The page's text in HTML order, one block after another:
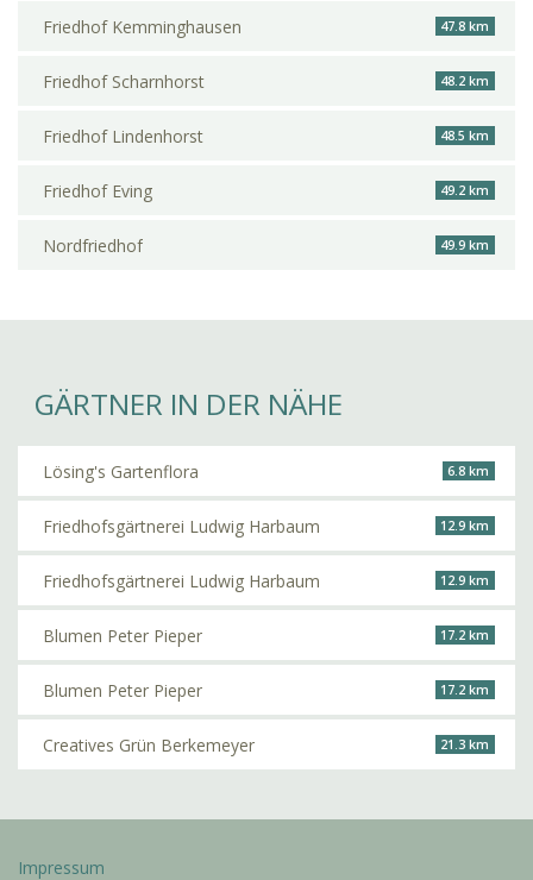
Friedhof Kemminghausen 47.8 km
Friedhof Scharnhorst 48.2 km
Friedhof Lindenhorst 48.5 km
Friedhof Eving 49.2 km
Nordfriedhof 49.9 km
GÄRTNER IN DER NÄHE
Lösing's Gartenflora 6.8 km
Friedhofsgärtnerei Ludwig Harbaum 12.9 km
Friedhofsgärtnerei Ludwig Harbaum 12.9 km
Blumen Peter Pieper 17.2 km
Blumen Peter Pieper 17.2 km
Creatives Grün Berkemeyer 21.3 km
Impressum